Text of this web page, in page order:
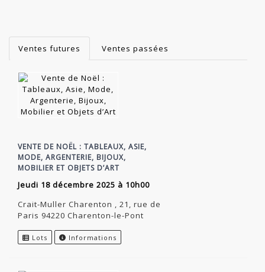
Ventes futures Ventes passées
VENTE DE NOËL : TABLEAUX, ASIE,
MODE, ARGENTERIE, BIJOUX,
MOBILIER ET OBJETS D’ART
jeudi 18 décembre 2025 à 10h00
Crait-Muller Charenton , 21, rue de
Paris 94220 Charenton-le-Pont
Lots Informations